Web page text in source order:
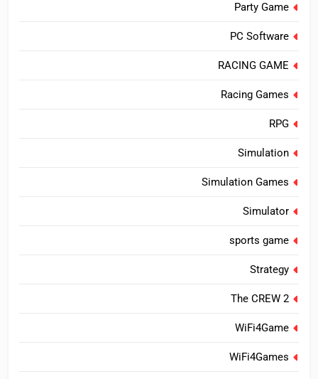
Party Game
PC Software
RACING GAME
Racing Games
RPG
Simulation
Simulation Games
Simulator
sports game
Strategy
The CREW 2
WiFi4Game
WiFi4Games